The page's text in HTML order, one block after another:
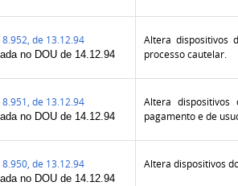
8.952, de 13.12.94
no DOU de 14.12.94
Altera dispositivos
processo cautelar.
8.951, de 13.12.94
no DOU de 14.12.94
Altera
pagamento e de
8.950, de 13.12.94
no DOU de 14.12.94
Altera dispositivos